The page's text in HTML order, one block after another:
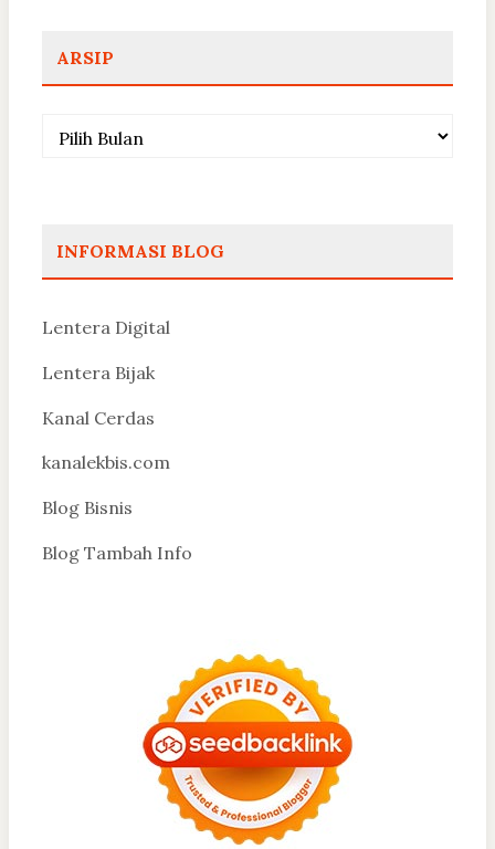
ARSIP
Arsip
INFORMASI BLOG
Lentera Digital
Lentera Bijak
Kanal Cerdas
kanalekbis.com
Blog Bisnis
Blog Tambah Info